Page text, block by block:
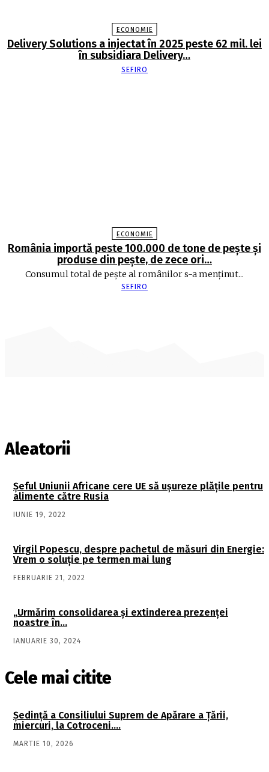
ECONOMIE
Delivery Solutions a injectat în 2025 peste 62 mil. lei
în subsidiara Delivery…
SEFIRO
ECONOMIE
România importă peste 100.000 de tone de peşte şi
produse din peşte, de zece ori…
Consumul total de peşte al ro­mâ­nilor s-a menţinut...
SEFIRO
Aleatorii
Șeful Uniunii Africane cere UE să ușureze plățile pentru
alimente către Rusia
IUNIE 19, 2022
Virgil Popescu, despre pachetul de măsuri din Energie:
Vrem o soluţie pe termen mai lung
FEBRUARIE 21, 2022
„Urmărim consolidarea şi extinderea prezenţei
noastre în…
IANUARIE 30, 2024
Cele mai citite
Şedinţă a Consiliului Suprem de Apărare a Ţării,
miercuri, la Cotroceni….
MARTIE 10, 2026